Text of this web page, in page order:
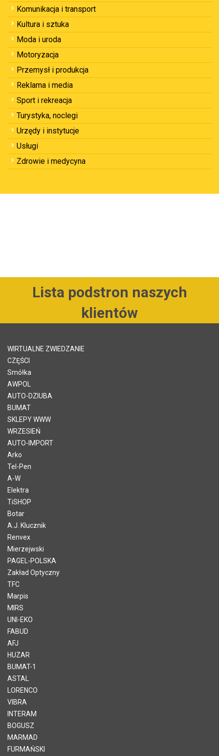
Komunikacja i transport
Kultura i sztuka
Moda i uroda
Motoryzacja
Przemysł i produkcja
Reklama i media
Sport i rekreacja
Turystyka, noclegi
Urzędy i instytucje
Usługi
Zdrowie i medycyna
Lista podstron naszych
klientów
WIRTUALNE ZWIEDZANIE
CZĘŚCI
Smółka
AWPOL
AUTO-DZIUBA
BUMAT
SKLEPY WWW
WRZESIEŃ
AUTO-IMPORT
Arko
Tel-Pen
A-W
Elektra
TiSHOP
Botar
A.J. Klucznik
Renvex
Mierzejwski
PAGEL-POLSKA
Zakład Optyczny
TFC
Marpis
MIRS
UNI-EKO
FABUD
AFJ
HUZAR
BUMAT-1
ASTAL
LORENCO
VIBRA
INTERAM
BOGUSZ
MARMAD
FURMAŃSKI